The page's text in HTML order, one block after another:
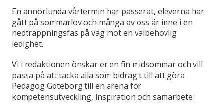
En annorlunda vårtermin har passerat, eleverna har
gått på sommarlov och många av oss är inne i en
nedtrappningsfas på väg mot en välbehövlig
ledighet.
Vi i redaktionen önskar er en fin midsommar och vill
passa på att tacka alla som bidragit till att göra
Pedagog Göteborg till en arena för
kompetensutveckling, inspiration och samarbete!